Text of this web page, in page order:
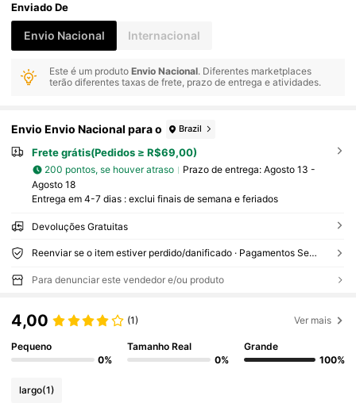
Enviado De
Envio Nacional Internacional
Este é um produtoEnvio Nacional. Diferentes marketplaces
terão diferentes taxas de frete, prazo de entrega e atividades.
Envio Envio Nacional para o Brazil
Frete grátis(Pedidos ≥ R$69,00)
200 pontos, se houver atraso Prazo de entrega: Agosto 13 -
Agosto 18
Entrega em 4-7 dias : exclui finais de semana e feriados
Devoluções Gratuitas
Reenviar se o item estiver perdido/danificado · Pagamentos Seguros · Proteção de privacidade
Para denunciar este vendedor e/ou produto
4,00 (1) Ver mais
Pequeno
0%
Tamanho Real
0%
Grande
100%
largo(1)